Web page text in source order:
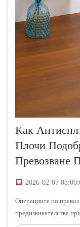
Как
Плочи
Превозване
2026-02-07
Операциите по
предизвикателства
предотвратяването